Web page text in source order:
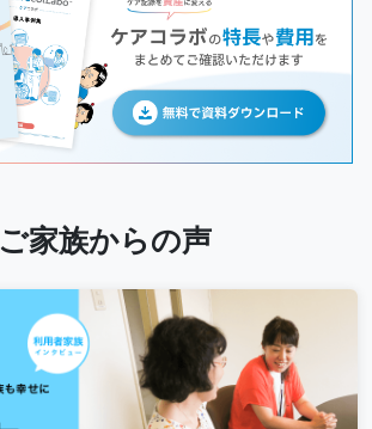
ご家族からの声